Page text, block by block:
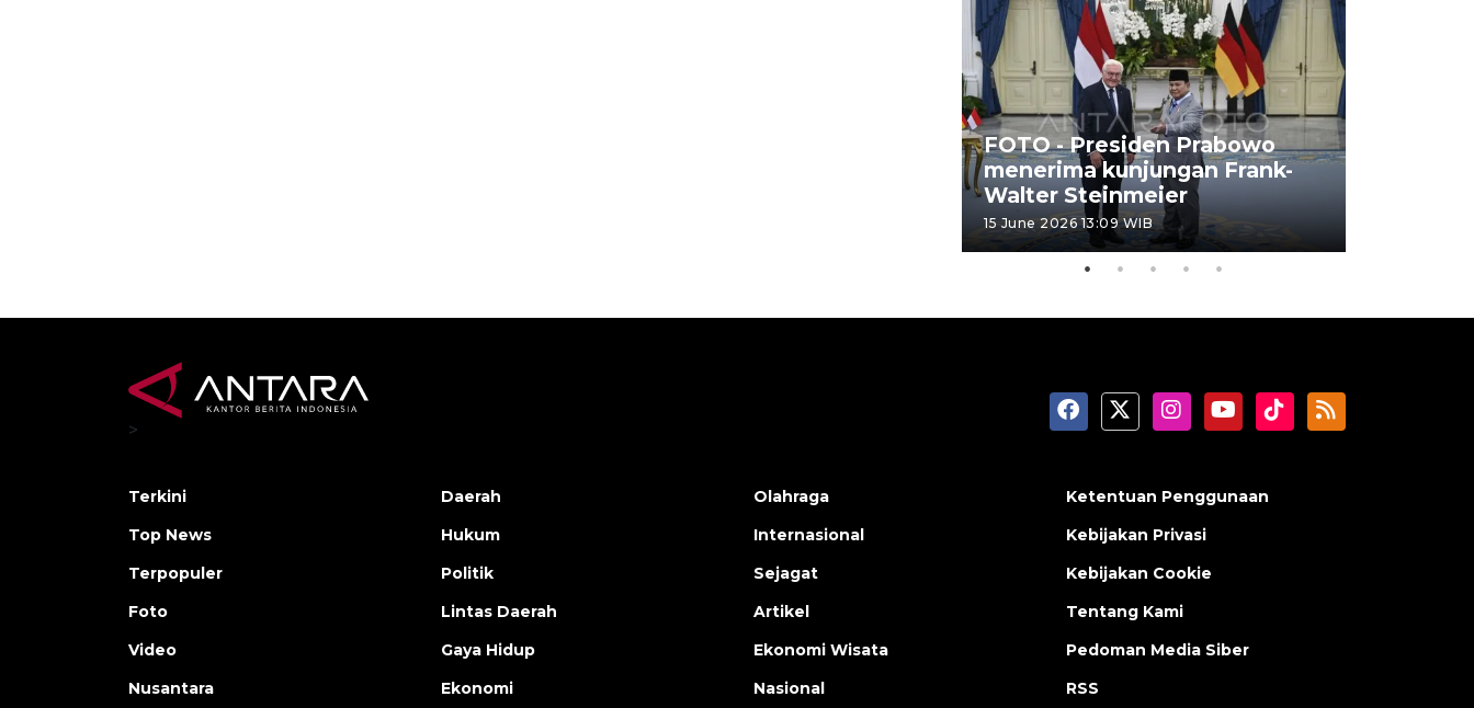
FOTO - Presiden Prabowo
menerima kunjungan Frank-
Walter Steinmeier
15 June 2026 13:09 WIB
>
Terkini
Top News
Terpopuler
Foto
Video
Nusantara
Daerah
Hukum
Politik
Lintas Daerah
Gaya Hidup
Ekonomi
Olahraga
Internasional
Sejagat
Artikel
Ekonomi Wisata
Nasional
Ketentuan Penggunaan
Kebijakan Privasi
Kebijakan Cookie
Tentang Kami
Pedoman Media Siber
RSS